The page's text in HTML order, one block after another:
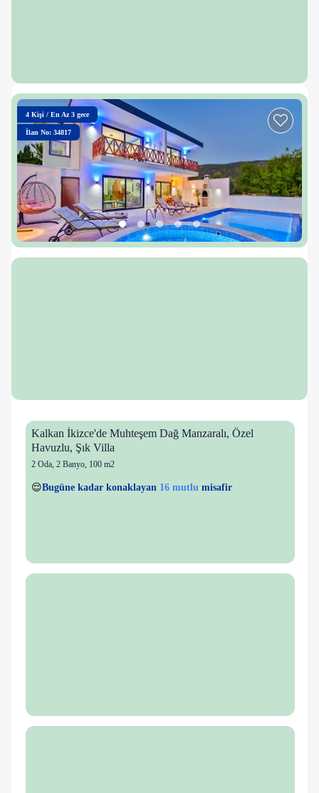
4 Kişi / En Az 3 gece
İlan No: 34817
Kalkan İkizce'de Muhteşem Dağ Manzaralı, Özel
Havuzlu, Şık Villa
2 Oda, 2 Banyo, 100 m2
👀Son 1 saatte50 kişigörüntüledi